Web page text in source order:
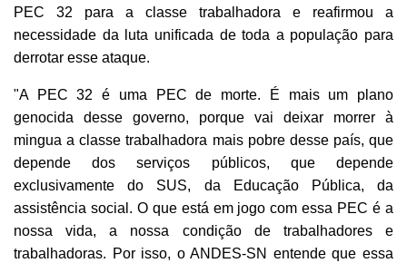
PEC 32 para a classe trabalhadora e reafirmou a
necessidade da luta unificada de toda a população para
derrotar esse ataque.
"A PEC 32 é uma PEC de morte. É mais um plano
genocida desse governo, porque vai deixar morrer à
mingua a classe trabalhadora mais pobre desse país, que
depende dos serviços públicos, que depende
exclusivamente do SUS, da Educação Pública, da
assistência social. O que está em jogo com essa PEC é a
nossa vida, a nossa condição de trabalhadores e
trabalhadoras. Por isso, o ANDES-SN entende que essa